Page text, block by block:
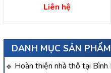
DANH MỤC SẢN PHẨM
Hoàn thiện nhà thô tại Bình
Liên hệ